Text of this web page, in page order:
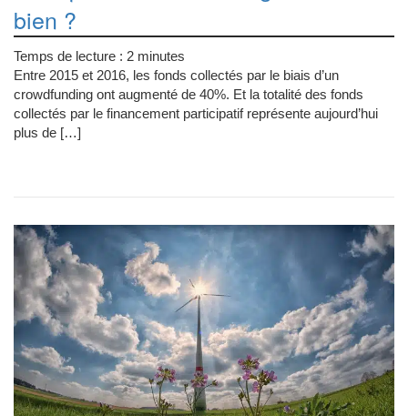
bien ?
Temps de lecture : 2 minutes
Entre 2015 et 2016, les fonds collectés par le biais d’un
crowdfunding ont augmenté de 40%. Et la totalité des fonds
collectés par le financement participatif représente aujourd’hui
plus de […]